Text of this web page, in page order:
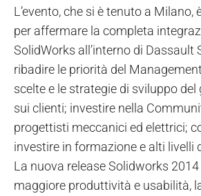
L’evento, che si è tenuto a Milano,
per affermare la completa
SolidWorks all’interno di Dassault
ribadire le priorità del
scelte e le strategie di sviluppo del
sui clienti; investire nella
progettisti meccanici ed elettrici;
investire in formazione e alti livelli
La nuova release Solidworks
maggiore produttività e usabilità,